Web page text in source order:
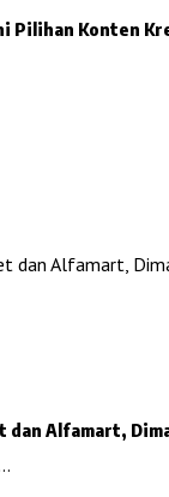
Pilihan Konten
dan Alfamart,